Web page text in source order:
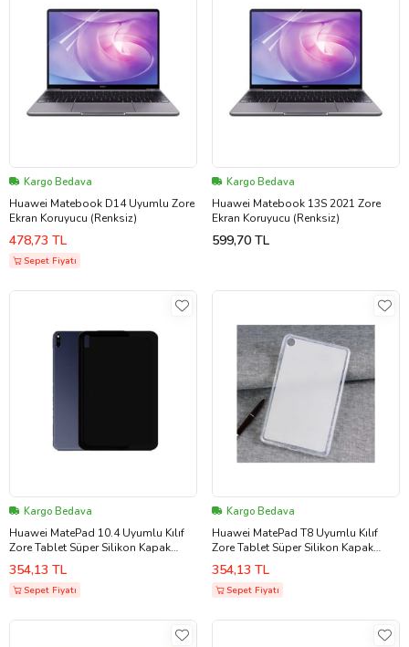
Kargo Bedava
Huawei Matebook D14 Uyumlu Zore
Ekran Koruyucu (Renksiz)
478,73 TL
Sepet Fiyatı
Kargo Bedava
Huawei Matebook 13S 2021 Zore
Ekran Koruyucu (Renksiz)
599,70 TL
Kargo Bedava
Huawei MatePad 10.4 Uyumlu Kılıf
Zore Tablet Süper Silikon Kapak
(Siyah)
354,13 TL
Sepet Fiyatı
Kargo Bedava
Huawei MatePad T8 Uyumlu Kılıf
Zore Tablet Süper Silikon Kapak
(Renksiz)
354,13 TL
Sepet Fiyatı